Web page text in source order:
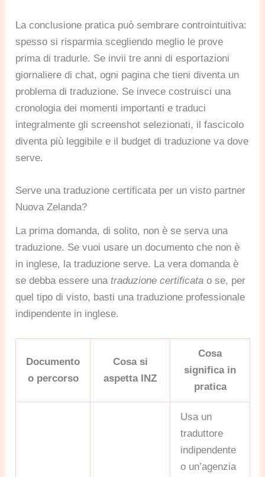
La conclusione pratica può sembrare controintuitiva:
spesso si risparmia scegliendo meglio le prove
prima di tradurle. Se invii tre anni di esportazioni
giornaliere di chat, ogni pagina che tieni diventa un
problema di traduzione. Se invece costruisci una
cronologia dei momenti importanti e traduci
integralmente gli screenshot selezionati, il fascicolo
diventa più leggibile e il budget di traduzione va dove
serve.
Serve una traduzione certificata per un visto partner
Nuova Zelanda?
La prima domanda, di solito, non è se serva una
traduzione. Se vuoi usare un documento che non è
in inglese, la traduzione serve. La vera domanda è
se debba essere unatraduzione certificata o se, per
quel tipo di visto, basti una traduzione professionale
indipendente in inglese.
Documento
o percorso
Cosa si
aspetta INZ
Cosa
significa in
pratica
Usa un
traduttore
indipendente
o un’agenzia